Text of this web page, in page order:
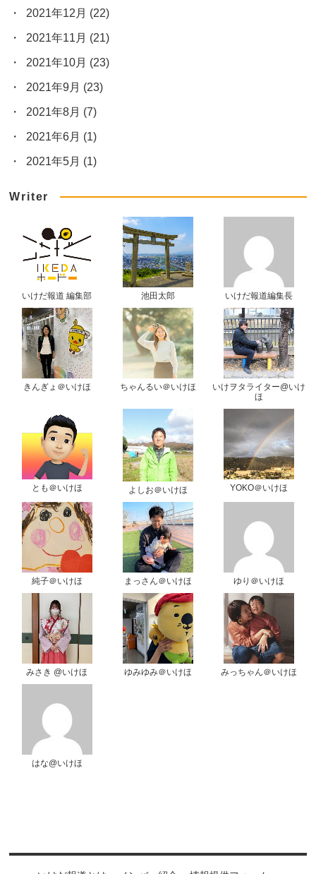
2021年12月 (22)
2021年11月 (21)
2021年10月 (23)
2021年9月 (23)
2021年8月 (7)
2021年6月 (1)
2021年5月 (1)
Writer
いけだ報道 編集部 池田太郎 いけだ報道編集長
きんぎょ＠いけほ ちゃんるい＠いけほ
いけヲタライター@いけ
ほ
とも＠いけほ よしお＠いけほ YOKO＠いけほ
純子＠いけほ まっさん＠いけほ ゆり＠いけほ
みさき @いけほ ゆみゆみ＠いけほ みっちゃん＠いけほ
はな@いけほ